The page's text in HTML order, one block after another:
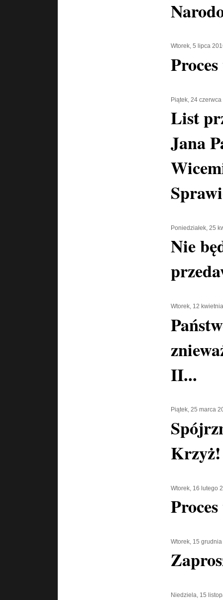
Wtorek, 5 lipca
Piątek, 24
List
Jana
Poniedziałek, 25
Nie
Wtorek, 12
II...
Piątek, 25 marca
Krzyż!
Wtorek, 16 lutego
Wtorek, 15
Niedziela, 15